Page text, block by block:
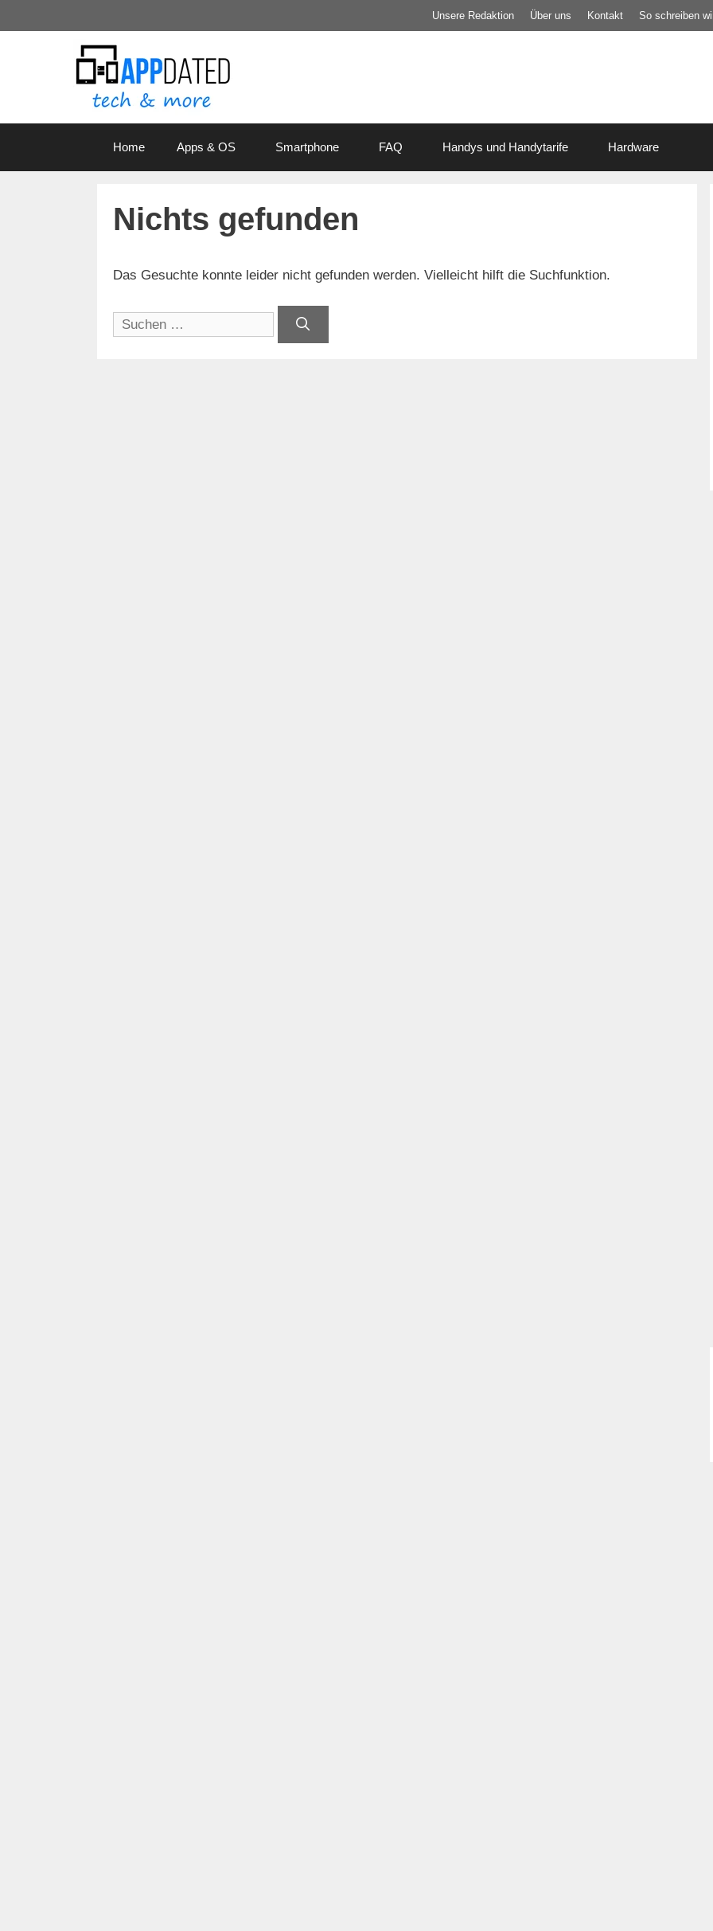
Inhalt
Unsere Redaktion Über uns Kontakt So schreiben
Home Apps & OS Smartphone FAQ Handys und Handytarife Hardware
Nichts gefunden
Das Gesuchte konnte leider nicht gefunden werden. Vielleicht hilft die Suchfunktion.
Suchen
nach: